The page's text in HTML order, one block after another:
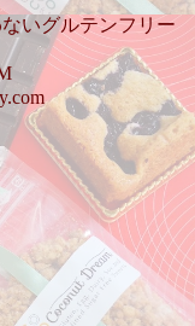
いグルテンフリー